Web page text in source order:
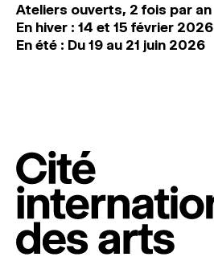
Ateliers ouverts, 2 fois par an
En hiver : 14 et 15 février 2026
En été : Du 19 au 21 juin 2026